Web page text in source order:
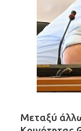
Μεταξύ